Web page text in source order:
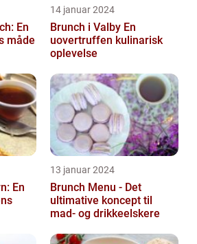
En
måde
14 januar 2024
Brunch i Valby En
uovertruffen kulinarisk
oplevelse
En
13 januar 2024
Brunch Menu - Det
ultimative koncept til
mad- og drikkeelskere